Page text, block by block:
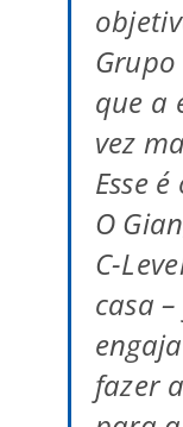
que a
vez
Esse
O
C-
casa
fazer